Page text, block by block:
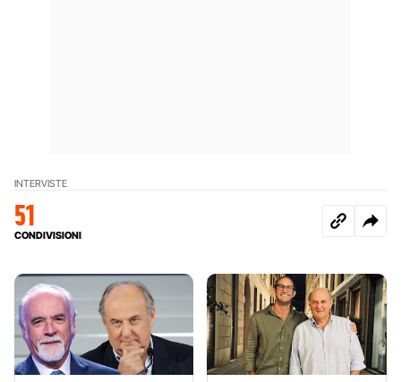
INTERVISTE
51
CONDIVISIONI